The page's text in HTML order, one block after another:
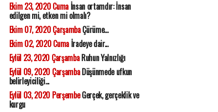
Ekim 23, 2020 Cumaİnsan ortamdır: İnsan
edilgen mi, etken mi olmalı?
Ekim 07, 2020 ÇarşambaÇürüme...
Ekim 02, 2020 Cumaİradeye dair...
Eylül 23, 2020 ÇarşambaRuhun Yalnızlığı
Eylül 09, 2020 ÇarşambaDüşünmede ufkun
belirleyiciliği...
Eylül 03, 2020 PerşembeGerçek, gerçeklik ve
kurgu